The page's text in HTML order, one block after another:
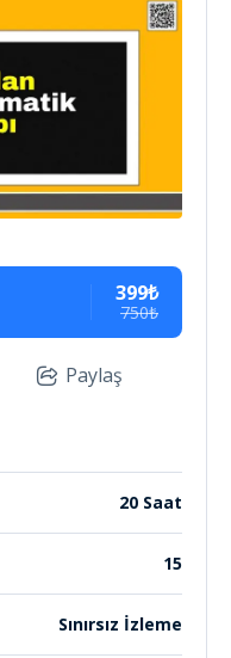
399₺
750₺
Paylaş
20 Saat
15
Sınırsız İzleme